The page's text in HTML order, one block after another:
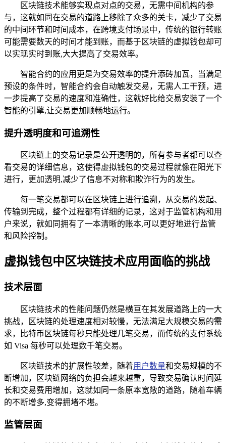
区块链技术能够实现点对点的交易，无需中间机构的参
与，这就如同在交易的道路上移除了众多的关卡，减少了交易
的中间环节和时间成本，在跨境支付场景中，传统的银行转账
可能需要数天的时间才能到账，而基于区块链的虚拟钱包却可
以实现实时到账,大大提高了交易效率。
智能合约的应用更是为交易效率的提升添砖加瓦，当满足
预设的条件时，智能合约会自动触发交易，无需人工干预，进
一步提高了交易的速度和准确性，这就好比给交易安装了一个
智能的引擎,让交易更加顺畅地运行。
提升透明度和可追溯性
区块链上的交易记录是公开透明的，所有参与者都可以查
看交易的详细信息，这使得虚拟钱包的交易过程就像在阳光下
进行，更加透明,减少了信息不对称和欺诈行为的发生。
每一笔交易都可以在区块链上进行追溯，从交易的发起、
传输到完成，整个过程都有详细的记录，这对于监管机构和用
户来说，就如同拥有了一本清晰的账本,可以更好地进行监管
和风险控制。
虚拟钱包中区块链技术应用面临的挑战
技术层面
区块链技术的性能问题仍然是横亘在其发展道路上的一大
挑战，区块链的处理速度相对较慢，无法满足大规模交易的需
求，比特币区块链每秒只能处理几笔交易，而传统的支付系统
如 Visa 每秒可以处理数千笔交易。
区块链技术的扩展性较差，随着用户数量和交易规模的不
断增加，区块链网络的负担会越来越重，导致交易确认时间延
长和交易费用增加，这就如同一条原本宽敞的道路，随着车辆
的不断增多,变得拥堵不堪。
监管层面